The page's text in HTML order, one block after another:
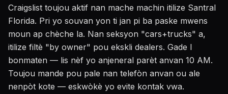
Craigslist toujou aktif nan mache machin itilize Santral
Florida. Pri yo souvan yon ti jan pi ba paske mwens
moun ap chèche la. Nan seksyon "cars+trucks" a,
itilize filtè "by owner" pou ekskli dealers. Gade l
bonmaten — lis nèf yo anjeneral parèt anvan 10 AM.
Toujou mande pou pale nan telefòn anvan ou ale
nenpòt kote — eskwòkè yo evite kontak vwa.